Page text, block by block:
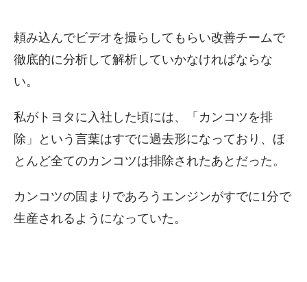
頼み込んでビデオを撮らしてもらい改善チームで
徹底的に分析して解析していかなければならな
い。
私がトヨタに入社した頃には、「カンコツを排
除」という言葉はすでに過去形になっており、ほ
とんど全てのカンコツは排除されたあとだった。
カンコツの固まりであろうエンジンがすでに1分で
生産されるようになっていた。